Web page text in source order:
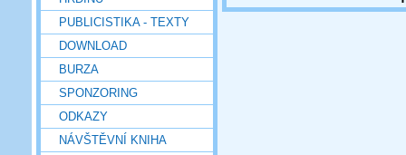
PUBLICISTIKA - TEXTY
DOWNLOAD
BURZA
SPONZORING
ODKAZY
NÁVŠTĚVNÍ KNIHA